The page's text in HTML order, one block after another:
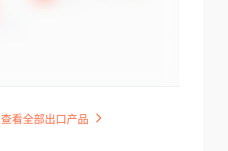
查看全部出口产品